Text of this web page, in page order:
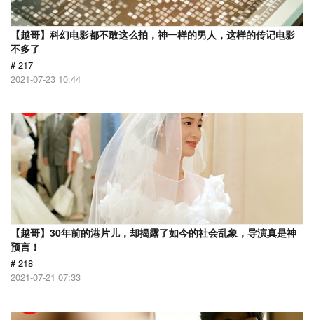
【越哥】科幻电影都不敢这么拍，神一样的男人，这样的传记电影
不多了
# 217
2021-07-23 10:44
【越哥】30年前的港片儿，却揭露了如今的社会乱象，导演真是神
预言！
# 218
2021-07-21 07:33